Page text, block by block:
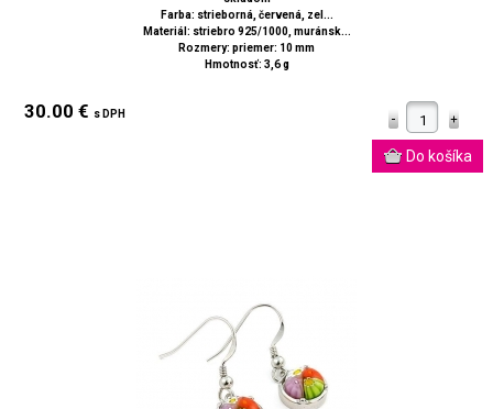
Farba: strieborná, červená, zel...
Materiál: striebro 925/1000, muránsk...
Rozmery: priemer: 10 mm
Hmotnosť: 3,6 g
30.00 € s DPH